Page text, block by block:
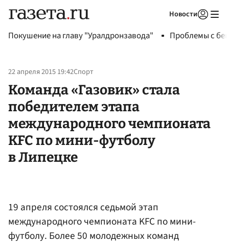
Новости
Покушение на главу "Уралдронзавода" Проблемы с
22 апреля 2015 19:42Спорт
Команда «Газовик» стала
победителем этапа
международного чемпионата
KFC по мини-футболу
в Липецке
19 апреля состоялся седьмой этап
международного чемпионата KFC по мини-
футболу. Более 50 молодежных команд